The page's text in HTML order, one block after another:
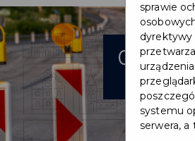
06
sprawie
dyrektywy
systemu
serwera,